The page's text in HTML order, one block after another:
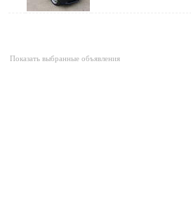
Показать выбранные объявления